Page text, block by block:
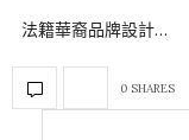
法籍華裔品牌設計…
0 SHARES